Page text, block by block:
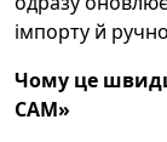
імпорту й
Чому це
CAM»